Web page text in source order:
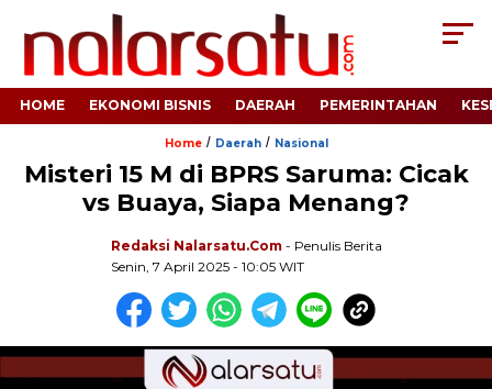
HOME EKONOMI BISNIS DAERAH PEMERINTAHAN
Home/ Daerah/ Nasional
Misteri 15 M di BPRS Saruma: Cicak
vs Buaya, Siapa Menang?
Redaksi Nalarsatu.com - Penulis Berita
Senin, 7 April 2025 - 10:05 WIT